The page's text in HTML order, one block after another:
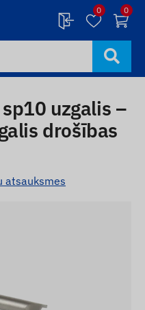
0 0
uzgalis –
drošības
atsauksmes